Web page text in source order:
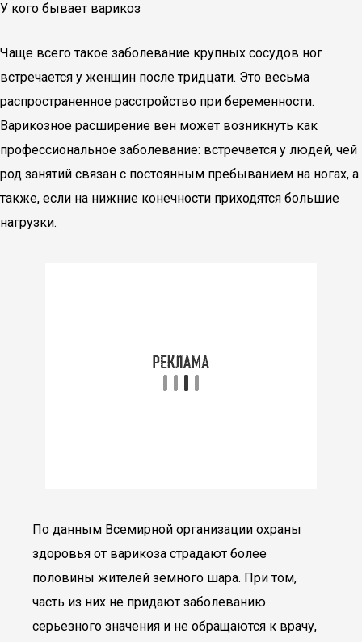
У кого бывает варикоз
Чаще всего такое заболевание крупных сосудов ног
встречается у женщин после тридцати. Это весьма
распространенное расстройство при беременности.
Варикозное расширение вен может возникнуть как
профессиональное заболевание: встречается у людей, чей
род занятий связан с постоянным пребыванием на ногах, а
также, если на нижние конечности приходятся большие
нагрузки.
По данным Всемирной организации охраны
здоровья от варикоза страдают более
половины жителей земного шара. При том,
часть из них не придают заболеванию
серьезного значения и не обращаются к врачу,